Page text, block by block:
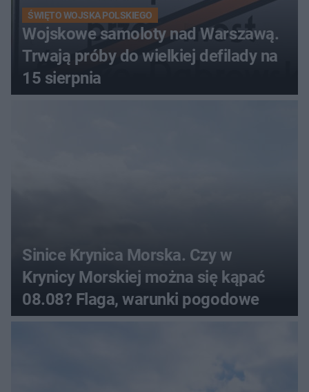
ŚWIĘTO WOJSKA POLSKIEGO
Wojskowe samoloty nad Warszawą.
Trwają próby do wielkiej defilady na
15 sierpnia
Sinice Krynica Morska. Czy w
Krynicy Morskiej można się kąpać
08.08? Flaga, warunki pogodowe